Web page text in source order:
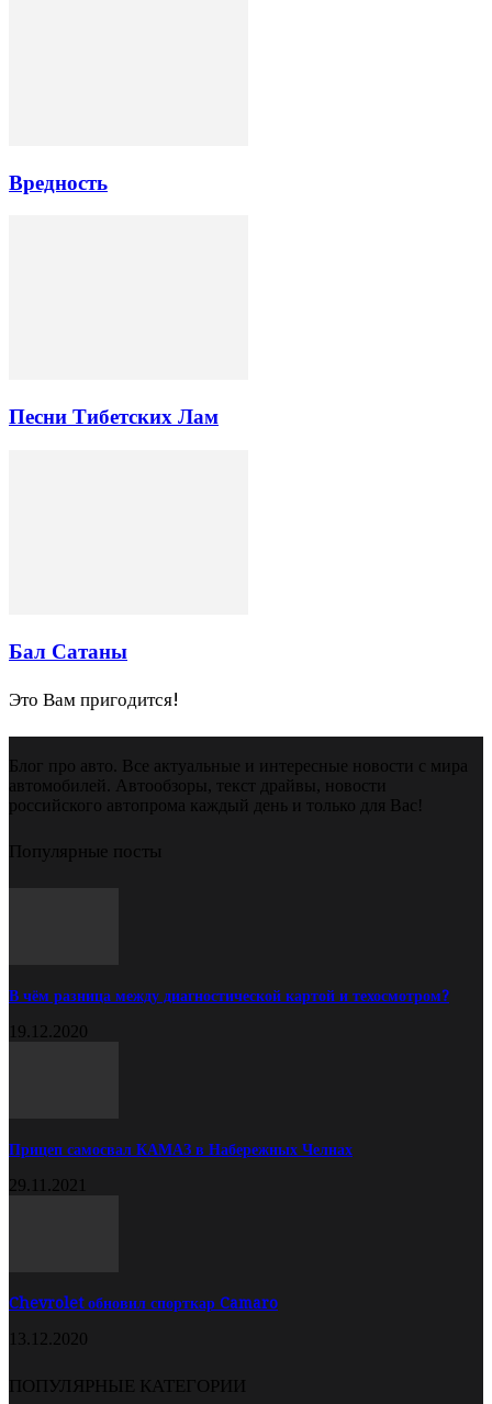
Вредность
Песни Тибетских Лам
Бал Сатаны
Это Вам пригодится!
Блог про авто. Все актуальные и интересные новости с мира
автомобилей. Автообзоры, текст драйвы, новости
российского автопрома каждый день и только для Вас!
Популярные посты
В чём разница между диагностической картой и техосмотром?
19.12.2020
Прицеп самосвал КАМАЗ в Набережных Челнах
29.11.2021
Chevrolet обновил спорткар Camaro
13.12.2020
ПОПУЛЯРНЫЕ КАТЕГОРИИ